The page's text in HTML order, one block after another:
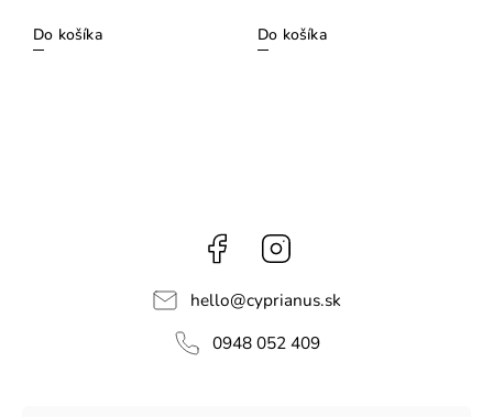
Do košíka Do košíka
Facebook
hello@cyprianus.sk
0948 052 409